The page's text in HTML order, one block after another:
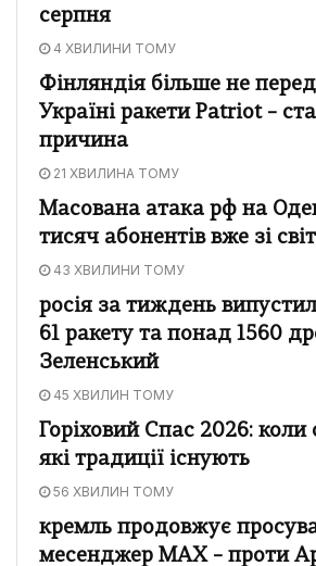
серпня
4 ХВИЛИНИ ТОМУ
Фінляндія більше не
Україні ракети Patriot –
причина
21 ХВИЛИНА ТОМУ
Масована атака рф на
тисяч абонентів вже зі
43 ХВИЛИНИ ТОМУ
росія за тиждень
61 ракету та понад 1560
Зеленський
45 ХВИЛИН ТОМУ
Горіховий Спас 2026: коли
які традиції існують
56 ХВИЛИН ТОМУ
кремль продовжує
месенджер MAX – проти